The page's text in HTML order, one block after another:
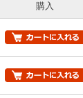
購入